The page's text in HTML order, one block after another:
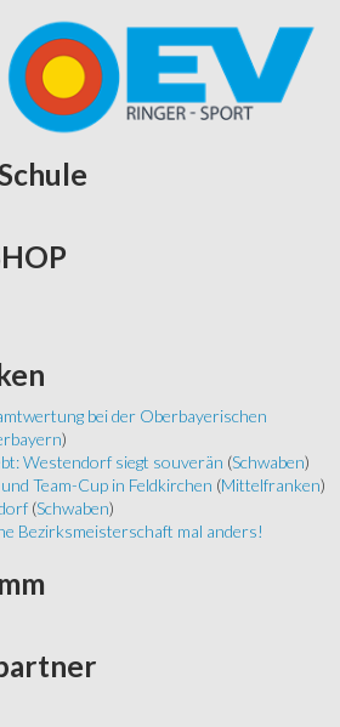
bei der Oberbayerischen
)
Westendorf siegt souverän (Schwaben)
Team-Cup in Feldkirchen (Mittelfranken)
(Schwaben)
Bezirksmeisterschaft mal anders!